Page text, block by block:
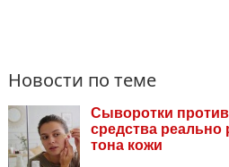
Новости по теме
Сыворотки
средства реально
тона кожи